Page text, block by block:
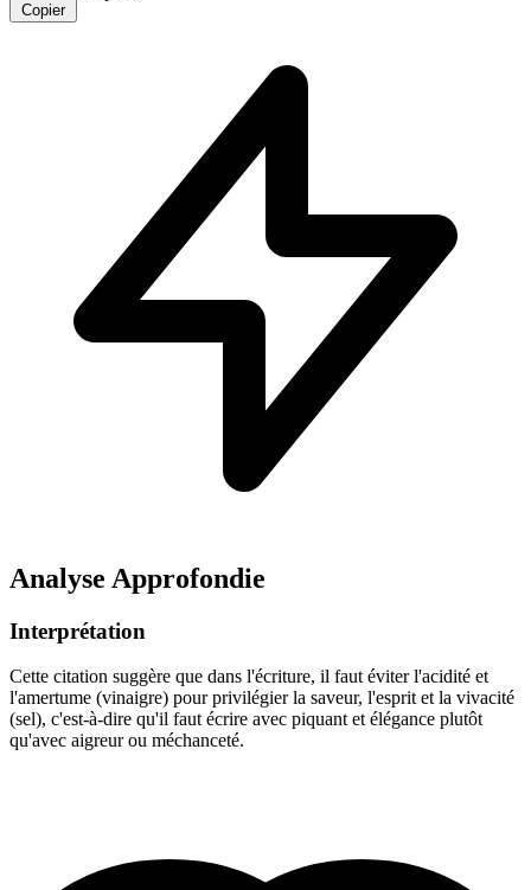
Copier
Analyse Approfondie
Interprétation
Cette citation suggère que dans l'écriture, il faut éviter l'acidité et
l'amertume (vinaigre) pour privilégier la saveur, l'esprit et la vivacité
(sel), c'est-à-dire qu'il faut écrire avec piquant et élégance plutôt
qu'avec aigreur ou méchanceté.